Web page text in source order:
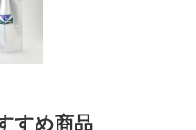
すめ商品